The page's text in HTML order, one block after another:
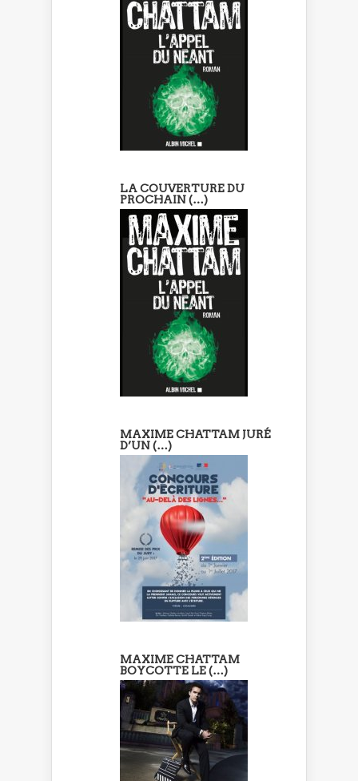
LA COUVERTURE DU
PROCHAIN (…)
MAXIME CHATTAM JURÉ
D’UN (…)
MAXIME CHATTAM
BOYCOTTE LE (…)